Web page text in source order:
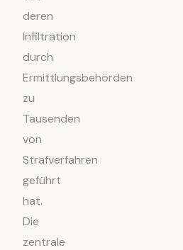
deren
Infiltration
durch
Ermittlungsbehörden
zu
Tausenden
von
Strafverfahren
geführt
hat.
Die
zentrale